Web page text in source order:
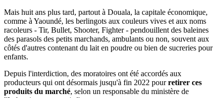
Mais huit ans plus tard, partout à Douala, la capitale économique,
comme à Yaoundé, les berlingots aux couleurs vives et aux noms
racoleurs - Tir, Bullet, Shooter, Fighter - pendouillent des baleines
des parasols des petits marchands, ambulants ou non, souvent aux
côtés d'autres contenant du lait en poudre ou bien de sucreries pour
enfants.
Depuis l'interdiction, des moratoires ont été accordés aux
producteurs qui ont désormais jusqu'à fin 2022 pourretirer ces
produits du marché, selon un responsable du ministère de